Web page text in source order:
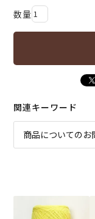
関連キーワード
商品についてのお